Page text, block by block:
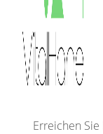
Erreichen